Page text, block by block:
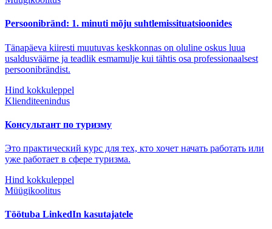
Persoonibränd: 1. minuti mõju suhtlemissituatsioonides
Tänapäeva kiiresti muutuvas keskkonnas on oluline oskus luua
usaldusväärne ja teadlik esmamulje kui tähtis osa professionaalsest
persoonibrändist.
Hind kokkuleppel
Klienditeenindus
Консультант по туризму
Это практический курс для тех, кто хочет начать работать или
уже работает в сфере туризма.
Hind kokkuleppel
Müügikoolitus
Töötuba LinkedIn kasutajatele